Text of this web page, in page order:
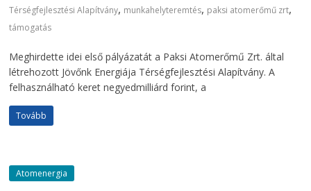
Térségfejlesztési Alapítvány, munkahelyteremtés, paksi atomerőmű zrt,
támogatás
Meghirdette idei első pályázatát a Paksi Atomerőmű Zrt. által
létrehozott Jövőnk Energiája Térségfejlesztési Alapítvány. A
felhasználható keret negyedmilliárd forint, a
Tovább
Atomenergia